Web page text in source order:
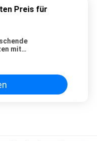
Preis für
mit